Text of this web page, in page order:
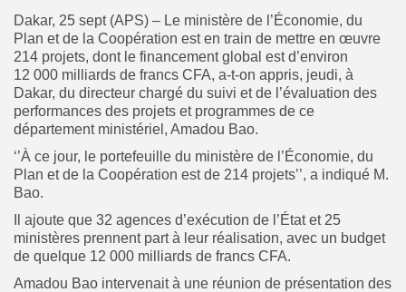
FR
Dakar, 25 sept (APS) – Le ministère de l’Économie, du
Plan et de la Coopération est en train de mettre en œuvre
214 projets, dont le financement global est d’environ
12 000 milliards de francs CFA, a-t-on appris, jeudi, à
Dakar, du directeur chargé du suivi et de l’évaluation des
performances des projets et programmes de ce
département ministériel, Amadou Bao.
‘’À ce jour, le portefeuille du ministère de l’Économie, du
Plan et de la Coopération est de 214 projets’’, a indiqué M.
Bao.
Il ajoute que 32 agences d’exécution de l’État et 25
ministères prennent part à leur réalisation, avec un budget
de quelque 12 000 milliards de francs CFA.
Amadou Bao intervenait à une réunion de présentation des